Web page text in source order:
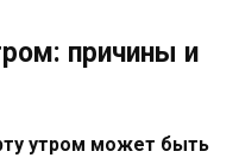
причины и
утром может быть